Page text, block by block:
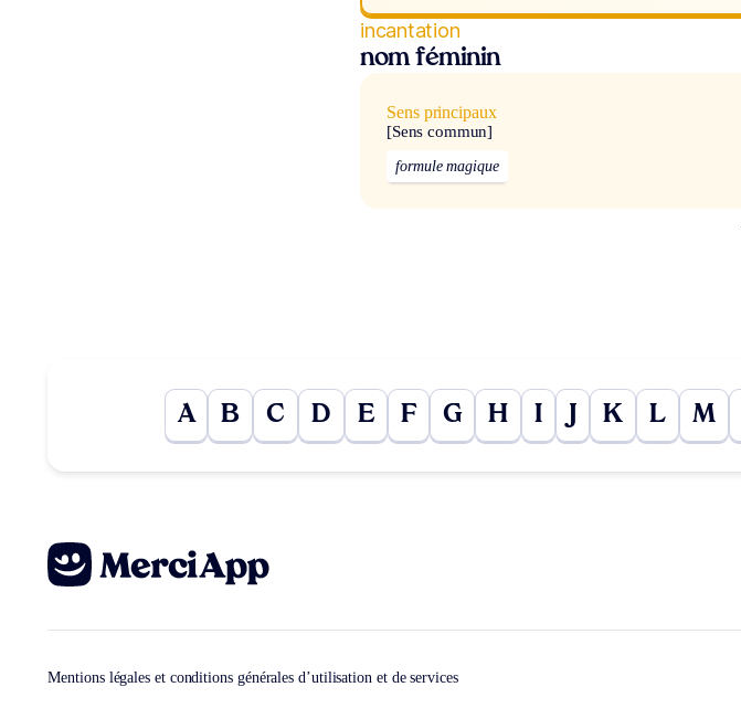
incantation
nom féminin
Sens principaux
[Sens commun]
formule magique
A B C D E F G H I J K L M
Mentions légales et conditions générales d’utilisation et de services